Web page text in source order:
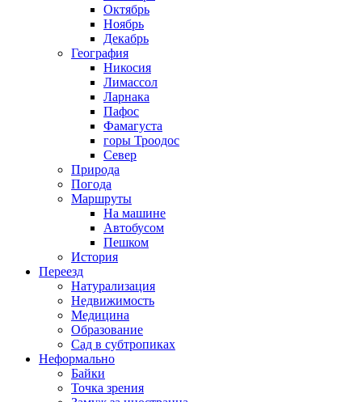
Октябрь
Ноябрь
Декабрь
География
Никосия
Лимассол
Ларнака
Пафос
Фамагуста
горы Троодос
Север
Природа
Погода
Маршруты
На машине
Автобусом
Пешком
История
Переезд
Натурализация
Недвижимость
Медицина
Образование
Сад в субтропиках
Неформально
Байки
Точка зрения